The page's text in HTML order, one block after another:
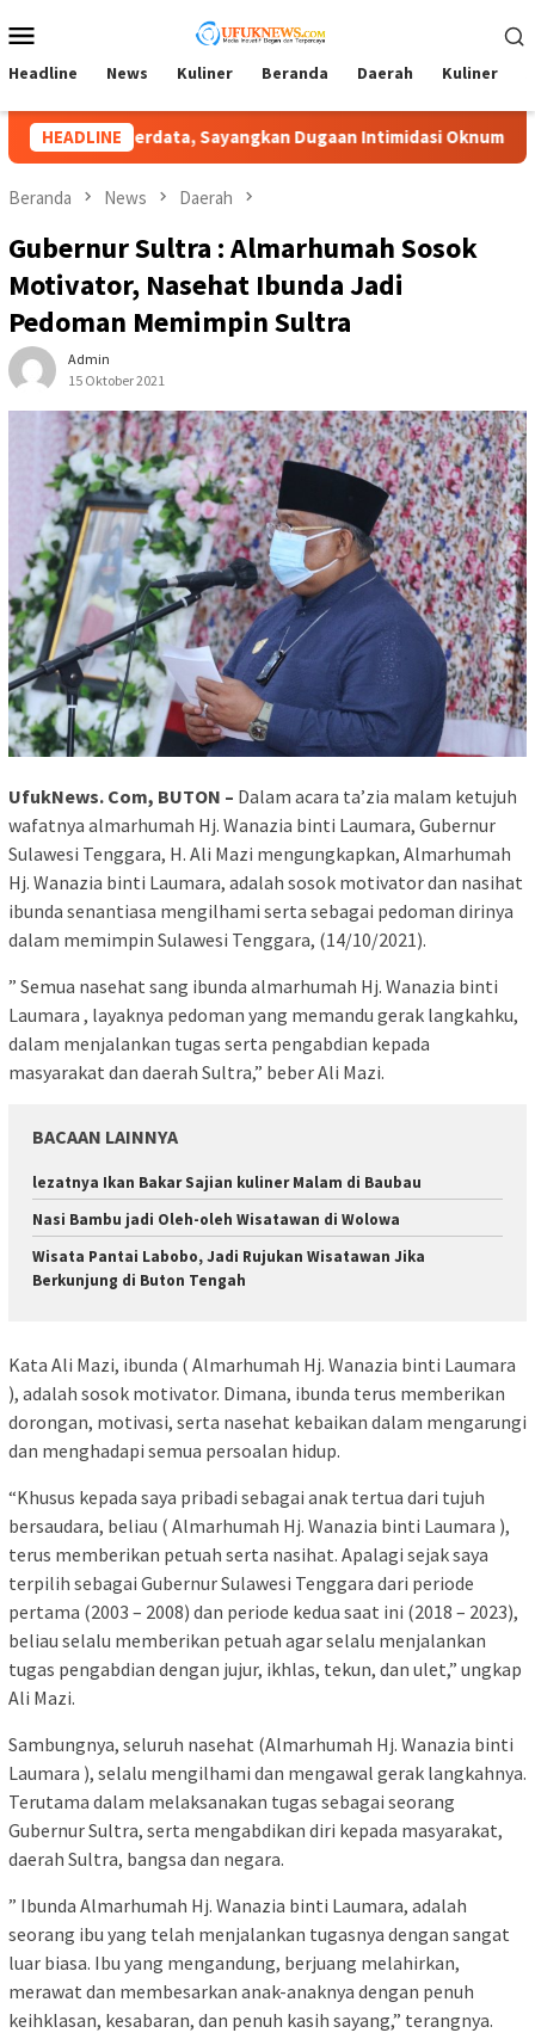
ke
kontenMobile
Headline News Kuliner Beranda Daerah Kuliner
HEADLINE
Oknum Desa Lambat Tangani Aduan
Beranda News Daerah
Gubernur Sultra : Almarhumah Sosok
Motivator, Nasehat Ibunda Jadi
Pedoman Memimpin Sultra
Admin
15 Oktober 2021
UfukNews. Com, BUTON – Dalam acara ta’zia malam ketujuh
wafatnya almarhumah Hj. Wanazia binti Laumara, Gubernur
Sulawesi Tenggara, H. Ali Mazi mengungkapkan, Almarhumah
Hj. Wanazia binti Laumara, adalah sosok motivator dan nasihat
ibunda senantiasa mengilhami serta sebagai pedoman dirinya
dalam memimpin Sulawesi Tenggara, (14/10/2021).
” Semua nasehat sang ibunda almarhumah Hj. Wanazia binti
Laumara , layaknya pedoman yang memandu gerak langkahku,
dalam menjalankan tugas serta pengabdian kepada
masyarakat dan daerah Sultra,” beber Ali Mazi.
BACAAN LAINNYA
lezatnya Ikan Bakar Sajian kuliner Malam di Baubau
Nasi Bambu jadi Oleh-oleh Wisatawan di Wolowa
Wisata Pantai Labobo, Jadi Rujukan Wisatawan Jika
Berkunjung di Buton Tengah
Kata Ali Mazi, ibunda ( Almarhumah Hj. Wanazia binti Laumara
), adalah sosok motivator. Dimana, ibunda terus memberikan
dorongan, motivasi, serta nasehat kebaikan dalam mengarungi
dan menghadapi semua persoalan hidup.
“Khusus kepada saya pribadi sebagai anak tertua dari tujuh
bersaudara, beliau ( Almarhumah Hj. Wanazia binti Laumara ),
terus memberikan petuah serta nasihat. Apalagi sejak saya
terpilih sebagai Gubernur Sulawesi Tenggara dari periode
pertama (2003 – 2008) dan periode kedua saat ini (2018 – 2023),
beliau selalu memberikan petuah agar selalu menjalankan
tugas pengabdian dengan jujur, ikhlas, tekun, dan ulet,” ungkap
Ali Mazi.
Sambungnya, seluruh nasehat (Almarhumah Hj. Wanazia binti
Laumara ), selalu mengilhami dan mengawal gerak langkahnya.
Terutama dalam melaksanakan tugas sebagai seorang
Gubernur Sultra, serta mengabdikan diri kepada masyarakat,
daerah Sultra, bangsa dan negara.
” Ibunda Almarhumah Hj. Wanazia binti Laumara, adalah
seorang ibu yang telah menjalankan tugasnya dengan sangat
luar biasa. Ibu yang mengandung, berjuang melahirkan,
merawat dan membesarkan anak-anaknya dengan penuh
keihklasan, kesabaran, dan penuh kasih sayang,” terangnya.